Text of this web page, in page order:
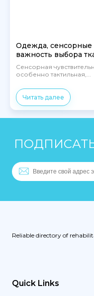
Одежда,
важность выбора
Сенсорная
особенно тактильная,...
Читать далее
Reliable directory of
Quick Links